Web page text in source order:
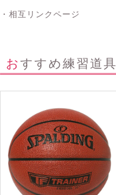
・相互リンクページ
おすすめ練習道具